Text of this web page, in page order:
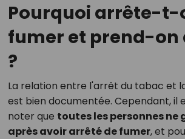
Pourquoi arrête-t-
fumer et prend-on
?
La relation entre l'arrêt du tabac et
est bien documentée. Cependant, il
noter que toutes les personnes ne
après avoir arrêté de fumer, et